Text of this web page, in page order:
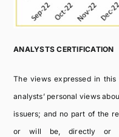
ANALYSTS CERTIFICATION
The views expressed in
analysts’ personal views
issuers; and no part of the
or will be, directly or